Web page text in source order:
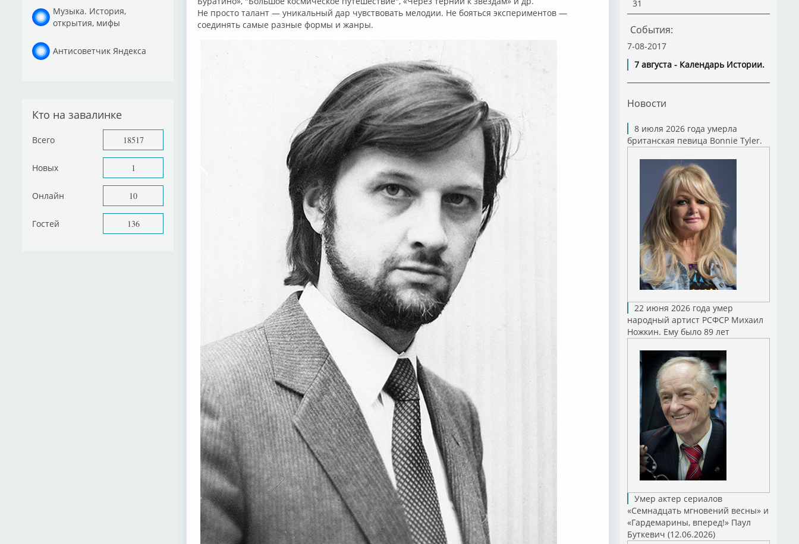
Музыка. История,
открытия, мифы
Антисоветчик Яндекса
Кто на завалинке
Всего 18517
Новых 1
Онлайн 10
Гостей 136
Не просто талант — уникальный дар чувствовать мелодии. Не бояться экспериментов —
соединять самые разные формы и жанры.
31
События:
7-08-2017
7 августа - Календарь Истории.
Новости
8 июля 2026 года умерла
британская певица Bonnie Tyler.
22 июня 2026 года умер
народный артист РСФСР Михаил
Ножкин. Ему было 89 лет
Умер актер сериалов
«Семнадцать мгновений весны» и
«Гардемарины, вперед!» Паул
Буткевич (12.06.2026)